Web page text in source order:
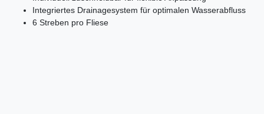
Integriertes Drainagesystem für optimalen Wasserabfluss
6 Streben pro Fliese